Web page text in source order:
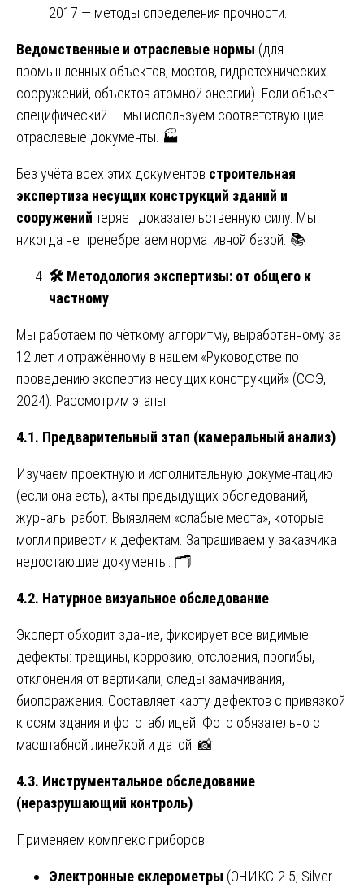
2017 — методы определения прочности.
Ведомственные и отраслевые нормы (для
промышленных объектов, мостов, гидротехнических
сооружений, объектов атомной энергии). Если объект
специфический — мы используем соответствующие
отраслевые документы. 🏭
Без учёта всех этих документов строительная
экспертиза несущих конструкций зданий и
сооружений теряет доказательственную силу. Мы
никогда не пренебрегаем нормативной базой. 📚
🛠 ️ Методология экспертизы: от общего к
частному
Мы работаем по чёткому алгоритму, выработанному за
12 лет и отражённому в нашем «Руководстве по
проведению экспертиз несущих конструкций» (СФЭ,
2024). Рассмотрим этапы.
4.1. Предварительный этап (камеральный анализ)
Изучаем проектную и исполнительную документацию
(если она есть), акты предыдущих обследований,
журналы работ. Выявляем «слабые места», которые
могли привести к дефектам. Запрашиваем у заказчика
недостающие документы. 🗂️
4.2. Натурное визуальное обследование
Эксперт обходит здание, фиксирует все видимые
дефекты: трещины, коррозию, отслоения, прогибы,
отклонения от вертикали, следы замачивания,
биопоражения. Составляет карту дефектов с привязкой
к осям здания и фототаблицей. Фото обязательно с
масштабной линейкой и датой. 📸
4.3. Инструментальное обследование
(неразрушающий контроль)
Применяем комплекс приборов:
Электронные склерометры (ОНИКС-2.5, Silver